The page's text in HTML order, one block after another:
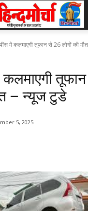
में कलमाएगी तूफान से 26 लोगों की
कलमाएगी
– न्यूज टुडे
5, 2025